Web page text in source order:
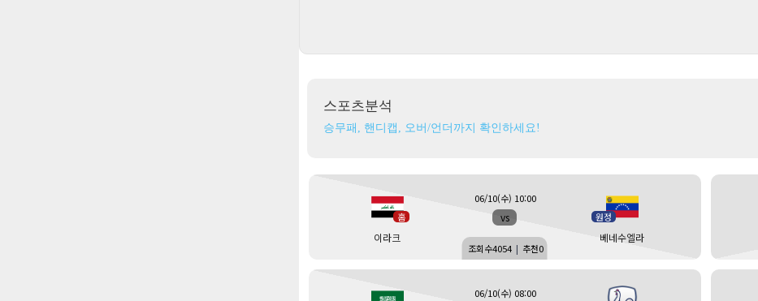
스포츠분석
승무패, 핸디캡, 오버/언더까지 확인하세요!
홈
이라크
vs 원정
베네수엘라
06/10(수) 10:00
조회수4054 | 추천0
06/10(수) 08:00